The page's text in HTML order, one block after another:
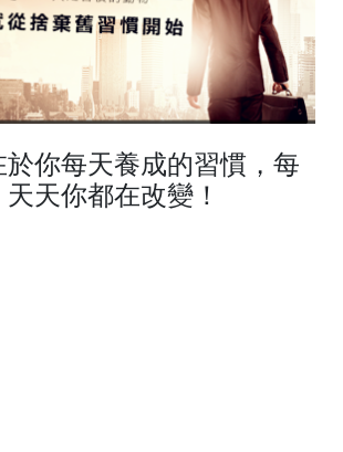
你每天養成的習慣，每
天你都在改變！